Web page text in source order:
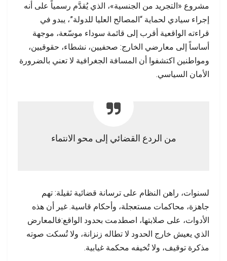
مشروع «التجريد من الجنسية»، الذي يُقدَّم رسمياً على أنه
إجراء سيادي لحماية “المصالح العليا للدولة”، يبدو في
قراءته الواقعية أقرب إلى قائمة سوداء موسّعة، موجهة
أساساً إلى معارضي الخارج: صحفيين، نشطاء، حقوقيين،
ومواطنين اكتشفوا أن المسافة الجغرافية لا تعني بالضرورة
الأمان السياسي.
من الردع القضائي إلى محو الانتماء
لسنوات، راهن النظام على ترسانة قضائية ثقيلة: تهم
جاهزة، محاكمات مستعجلة، وأحكام قاسية. غير أن هذه
الأدوات، على صلابتها، اصطدمت بحدود الواقع:فالمعارض
الذي يعيش خارج الحدود لا تطاله زنزانة، ولا تُسكت صوته
مذكرة توقيف، ولا تُخيفه محكمة غيابية.